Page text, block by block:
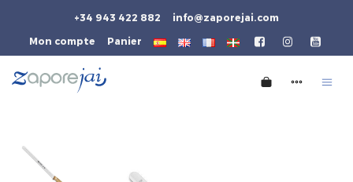
+34 943 422 882 info@zaporejai.com
Mon compte Panier